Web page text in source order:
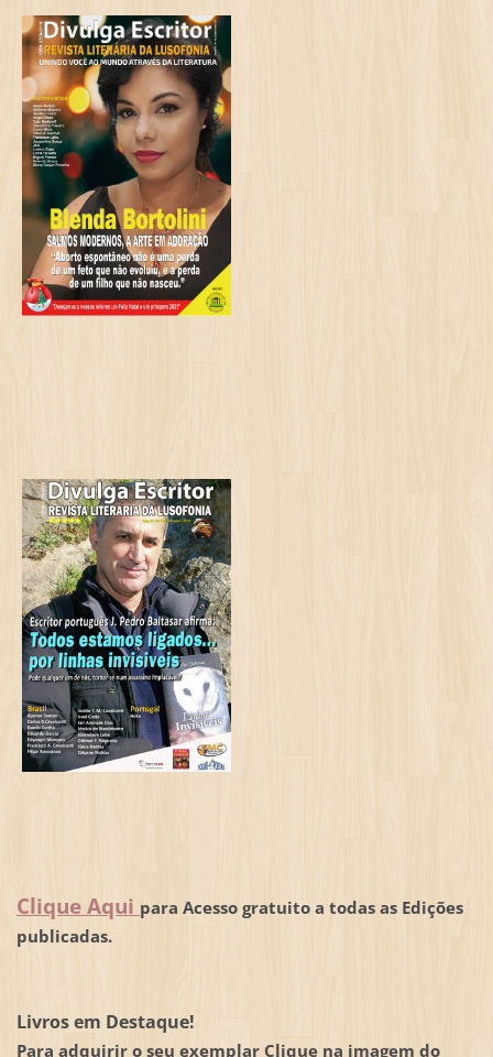
Clique Aqui para Acesso gratuito a todas as Edições
publicadas.
Livros em Destaque!
Para adquirir o seu exemplar Clique na imagem do